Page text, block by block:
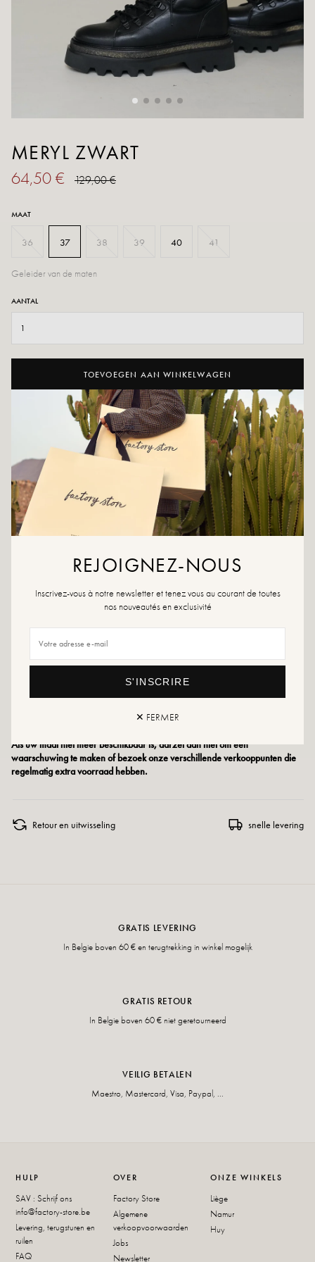
MERYL ZWART
64,50 € 129,00 €
MAAT
36 37 38 39 40 41
Geleider van de maten
AANTAL
TOEVOEGEN AAN WINKELWAGEN
AAN WENSLIJST TOEVOEGEN
Durf een vleugje originaliteit toe te voegen aan je outfits door onze
Meryl te dragen. Originele details die het verschil maken!
Zwarte kleur
Buitenmateriaal: leer
Binnenzool: 100% leer
Buitenzool: synthetisch materiaal
Hoogte dienblad: 4 cm
Sluiting: veters
Maatadvies: Kies voor dit model je gebruikelijke maat. Zit je tussen twee
maten in, kies dan de maat hieronder.
Als uw maat niet meer beschikbaar is, aarzel dan niet om een
waarschuwing te maken of bezoek onze verschillende verkooppunten die
regelmatig extra voorraad hebben.
Retour en uitwisseling snelle levering
GRATIS LEVERING
In Belgie boven 60 € en terugtrekking in winkel mogelijk
GRATIS RETOUR
In Belgie boven 60 € niet geretourneerd
VEILIG BETALEN
Maestro, Mastercard, Visa, Paypal, ...
HULP
SAV : Schrijf ons
info@factory-store.be
Levering, terugsturen en
ruilen
FAQ
OVER
Factory Store
Algemene
verkoopvoorwaarden
Jobs
Newsletter
ONZE WINKELS
Liège
Namur
Huy
REJOIGNEZ-NOUS
Inscrivez-vous à notre newsletter et tenez vous au courant de toutes
nos nouveautés en exclusivité
S'INSCRIRE
✕ FERMER